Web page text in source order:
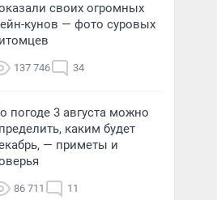
своих огромных
кунов — фото суровых
137 746 34
погоде 3 августа можно
каким будет
— приметы и
86 711 11